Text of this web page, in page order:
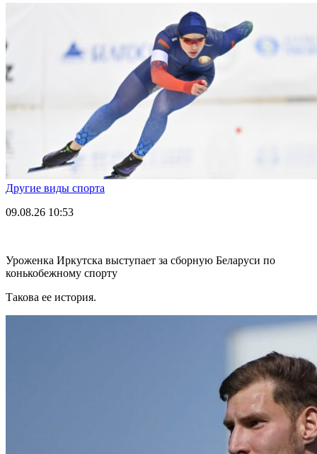
Другие виды спорта
09.08.26 10:53
Уроженка Иркутска выступает за сборную Беларуси по
конькобежному спорту
Такова ее история.